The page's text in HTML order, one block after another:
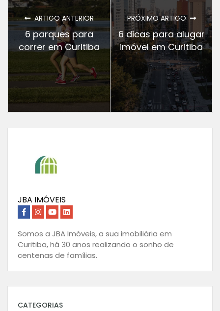
ARTIGO ANTERIOR
6 parques para
correr em Curitiba
PRÓXIMO ARTIGO
6 dicas para alugar
imóvel em Curitiba
JBA IMÓVEIS
Somos a JBA Imóveis, a sua imobiliária em
Curitiba, há 30 anos realizando o sonho de
centenas de famílias.
CATEGORIAS